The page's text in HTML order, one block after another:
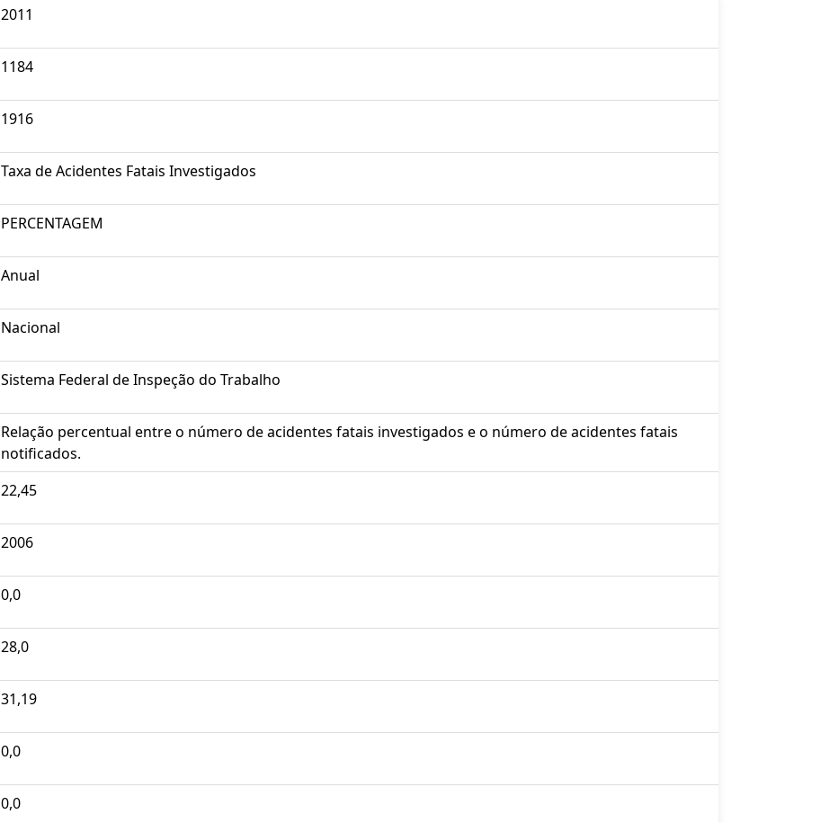
2011
1184
1916
Taxa de Acidentes Fatais Investigados
PERCENTAGEM
Anual
Nacional
Sistema Federal de Inspeção do Trabalho
Relação percentual entre o número de acidentes fatais investigados e o número de acidentes fatais
notificados.
22,45
2006
0,0
28,0
31,19
0,0
0,0